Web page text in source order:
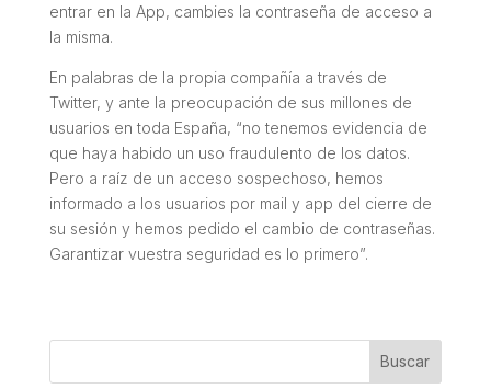
entrar en la App, cambies la contraseña de acceso a
la misma.
En palabras de la propia compañía a través de
Twitter, y ante la preocupación de sus millones de
usuarios en toda España, “no tenemos evidencia de
que haya habido un uso fraudulento de los datos.
Pero a raíz de un acceso sospechoso, hemos
informado a los usuarios por mail y app del cierre de
su sesión y hemos pedido el cambio de contraseñas.
Garantizar vuestra seguridad es lo primero”.
Buscar